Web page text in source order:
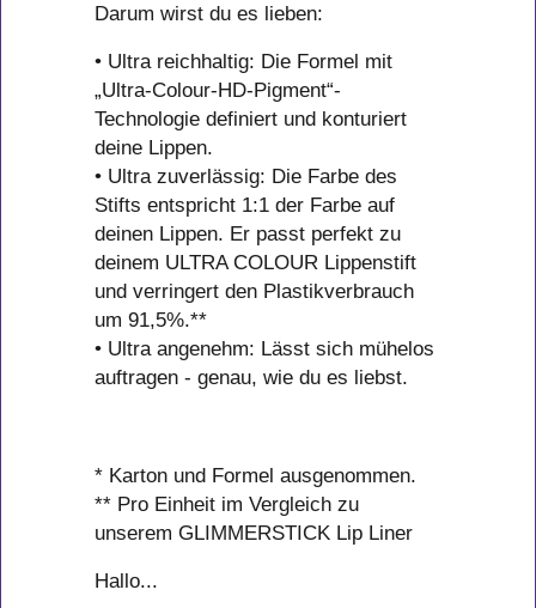
Darum wirst du es lieben:
• Ultra reichhaltig: Die Formel mit
„Ultra-Colour-HD-Pigment“-
Technologie definiert und konturiert
deine Lippen.
• Ultra zuverlässig: Die Farbe des
Stifts entspricht 1:1 der Farbe auf
deinen Lippen. Er passt perfekt zu
deinem ULTRA COLOUR Lippenstift
und verringert den Plastikverbrauch
um 91,5%.**
• Ultra angenehm: Lässt sich mühelos
auftragen - genau, wie du es liebst.
* Karton und Formel ausgenommen.
** Pro Einheit im Vergleich zu
unserem GLIMMERSTICK Lip Liner
Hallo...